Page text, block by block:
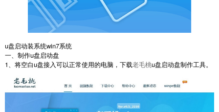
u盘启动装系统win7系统
一、制作u盘启动盘
1、将空白u盘接入可以正常使用的电脑，下载老毛桃u盘启动盘制作工具。